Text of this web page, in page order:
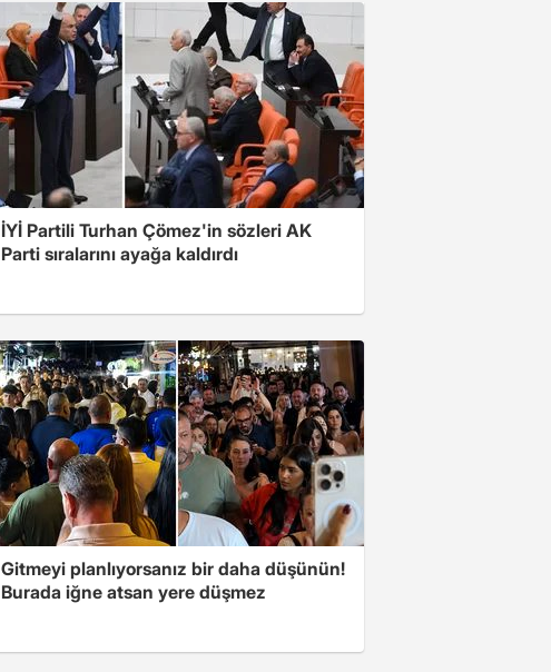
İYİ Partili Turhan Çömez'in sözleri AK
Parti sıralarını ayağa kaldırdı
Gitmeyi planlıyorsanız bir daha düşünün!
Burada iğne atsan yere düşmez